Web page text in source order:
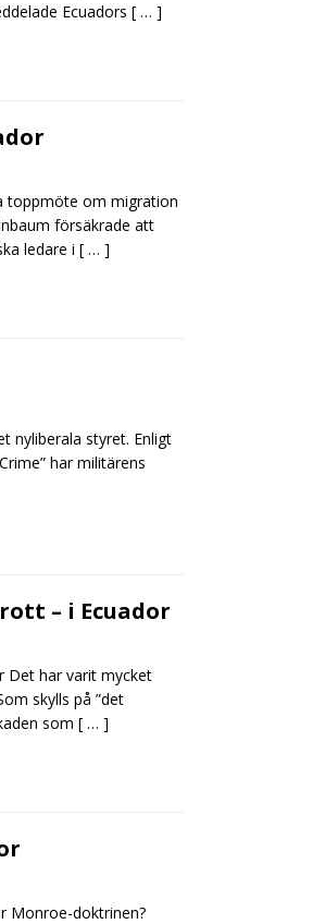
Ecuadors [ … ]
toppmöte om migration
försäkrade att
ledare i [ … ]
nyliberala styret. Enligt
har militärens
– i Ecuador
Det har varit mycket
skylls på ”det
som [ … ]
Monroe-doktrinen?